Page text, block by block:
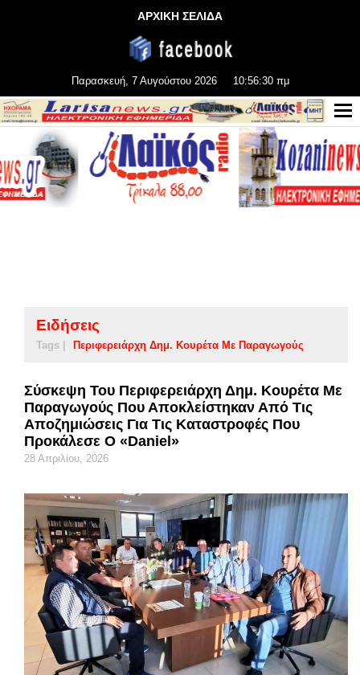
ΑΡΧΙΚΗ ΣΕΛΙΔΑ
Παρασκευή, 7 Αυγούστου 2026 10:56:30 πμ
Ειδήσεις
Tags | Περιφερειάρχη Δημ. Κουρέτα Με Παραγωγούς
Σύσκεψη Του Περιφερειάρχη Δημ. Κουρέτα Με
Παραγωγούς Που Αποκλείστηκαν Από Τις
Αποζημιώσεις Για Τις Καταστροφές Που
Προκάλεσε Ο «Daniel»
28 Απριλίου, 2026